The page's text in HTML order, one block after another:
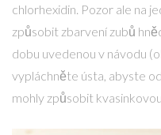
chlorhexidin . Pozor ale na
způsobit zbarvení zubů
dobu uvedenou v návodu
vypláchněte ústa, abyste
mohly způsobit